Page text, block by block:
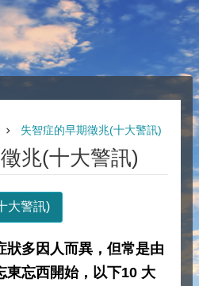
失智症的早期徵兆(十大警訊)
兆(十大警訊)
大警訊)
狀多因人而異，但常是由
東忘西開始，以下10 大